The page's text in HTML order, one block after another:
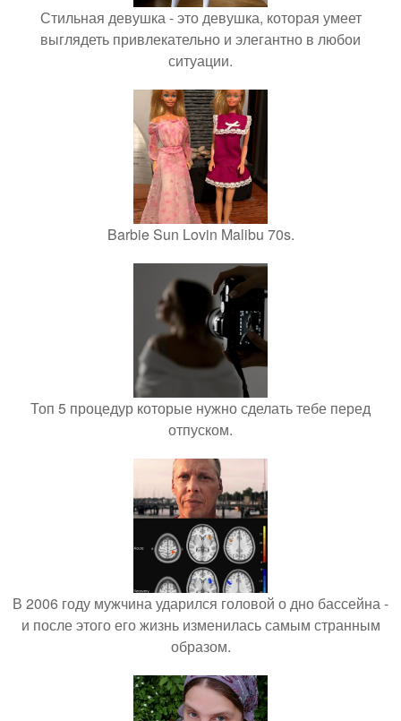
Стильная девушка - это девушка, которая умеет
выглядеть привлекательно и элегантно в любои
ситуации.
Barbie Sun Lovin Malibu 70s.
Топ 5 процедур которые нужно сделать тебе перед
отпуском.
В 2006 году мужчина ударился головой о дно бассейна -
и после этого его жизнь изменилась самым странным
образом.